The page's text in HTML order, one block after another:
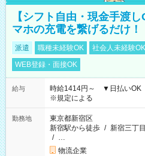
【シフト自由・現金手渡
マホの充電を繋げるだけ！
派遣 職種未経験OK 社会人未経験OK
WEB登録・面接OK
給与
時給1414円～ ▼日払いOK
※規定による
勤務地
東京都新宿区
新宿駅から徒歩 / 新宿三丁
/ …
物流企業